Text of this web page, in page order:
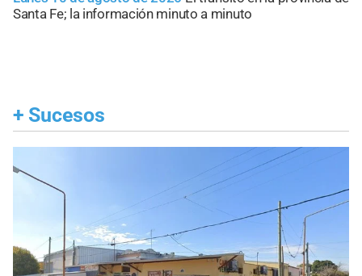
Santa Fe; la información minuto a minuto
+ Sucesos